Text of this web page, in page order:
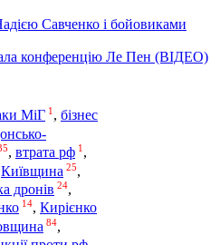
Савченко і бойовиками
конференцію Ле Пен (ВІДЕО)
МіГ 1 , бізнес
, втрата рф 1 ,
Київщина 25,
дронів 24,
14, Кирієнко
84,